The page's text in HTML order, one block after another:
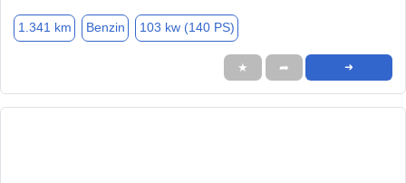
1.341 km Benzin 103 kw (140 PS)
★ ➦ ➜